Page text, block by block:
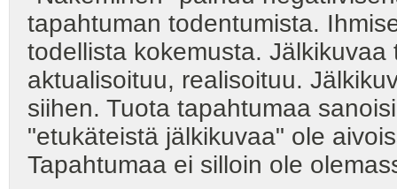
tapahtuman todentumista.
todellista kokemusta.
aktualisoituu, realisoituu.
siihen. Tuota tapahtumaa
"etukäteistä jälkikuvaa" ole
Tapahtumaa ei silloin ole